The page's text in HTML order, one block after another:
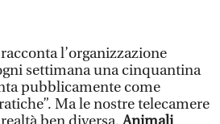
l’organizzazione
settimana una cinquantina
pubblicamente come
Ma le nostre telecamere